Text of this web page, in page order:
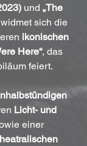
und „The
sich die
ikonischen
Here“, das
feiert.
Licht- und
einer